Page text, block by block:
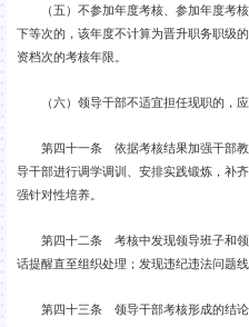
（五）不参加年度考核、参加年度考核
下等次的，该年度不计算为晋升职务职级
资档次的考核年限。
（六）领导干部不适宜担任现职的，应
第四十一条 依据考核结果加强干部教
导干部进行调学调训、安排实践锻炼，补
强针对性培养。
第四十二条 考核中发现领导班子和领
话提醒直至组织处理；发现违纪违法问题
第四十三条 领导干部考核形成的结论